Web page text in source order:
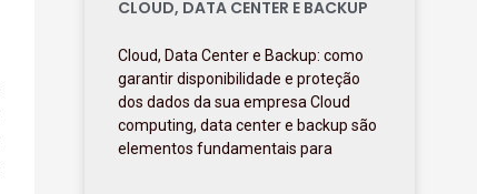
CLOUD, DATA CENTER E BACKUP
Cloud, Data Center e Backup: como
garantir disponibilidade e proteção
dos dados da sua empresa Cloud
computing, data center e backup são
elementos fundamentais para